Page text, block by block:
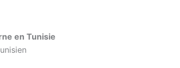
en Tunisie